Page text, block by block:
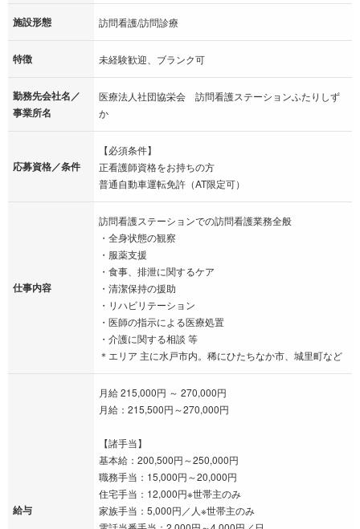
施設形態 訪問看護/訪問診療
特徴 未経験歓迎、ブランク可
勤務先会社名／
事業所名
医療法人社団協栄会 訪問看護ステーションふたりしず
か
応募資格／条件
【必須条件】
正看護師資格をお持ちの方
普通自動車運転免許（AT限定可）
仕事内容
訪問看護ステーションでの訪問看護業務全般
・全身状態の観察
・服薬支援
・食事、排泄に関するケア
・清潔保持の援助
・リハビリテーション
・医師の指示による医療処置
・介護に関する相談 等
＊エリア 主に水戸市内。稀にひたちなか市、城里町など
給与
月給 215,000円 ～ 270,000円
月給：215,500円～270,000円
【諸手当】
基本給：200,500円～250,000円
職務手当：15,000円～20,000円
住宅手当：12,000円※世帯主のみ
家族手当：5,000円／人※世帯主のみ